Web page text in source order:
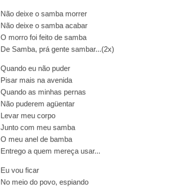
Não deixe o samba morrer
Não deixe o samba acabar
O morro foi feito de samba
De Samba, prá gente sambar...(2x)
Quando eu não puder
Pisar mais na avenida
Quando as minhas pernas
Não puderem agüentar
Levar meu corpo
Junto com meu samba
O meu anel de bamba
Entrego a quem mereça usar...
Eu vou ficar
No meio do povo, espiando